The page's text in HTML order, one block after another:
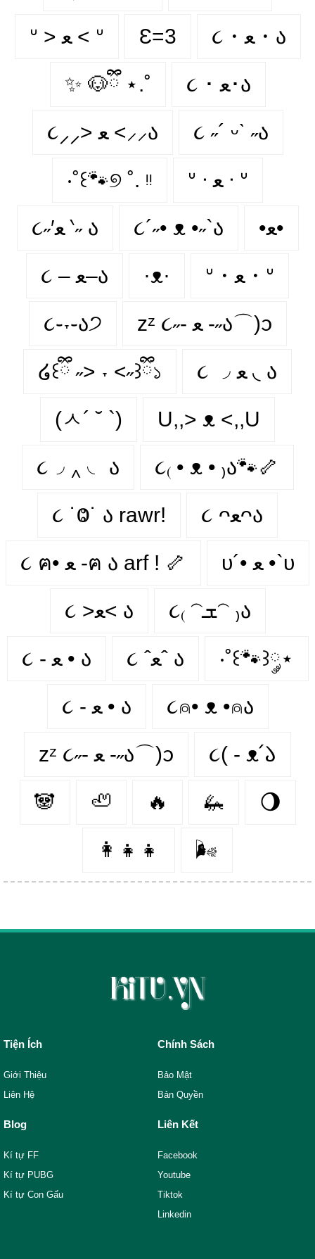
ᐡ > ﻌ < ᐡ Ɛ=3 ૮・ﻌ・ა
✨ 🐶ྀི ⋆.˚ ૮ ･ ﻌ･ა
૮⸝⸝> ﻌ <⸝⸝ა ૮ ˶´ ᵕˋ ˶ა
‧˚꒰🐾୭ ˚. ᵎᵎ ᐡ ᐧ ﻌ ᐧ ᐡ
૮˶′ﻌ ‵˶ ა ૮´˶• ᴥ •˶`ა •ﻌ•
૮ – ﻌ–ა ·ᴥ· ᐡ・ﻌ・ᐡ
૮֊˕֊ა੭ zᶻ ૮˶- ﻌ -˶ა⌒)ᦱ
໒꒰ྀི ˶> ˕ <˶꒱ྀི১ ૮ ◞ ﻌ ◟ ა
(ㅅ´ ˘ `) U,,> ᴥ <,,U
૮◞ ‸ ◟ ა ૮₍ • ᴥ • ₎ა🐾🦴
૮ ˙Ⱉ˙ ა rawr! ૮ ᴖﻌᴖა
૮ ฅ• ﻌ -ฅ ა arf ! 🦴 υ´• ﻌ •`υ
૮ >ﻌ< ა ૮₍ 𝁽ܫ𝁽 ₎ა
૮ - ﻌ • ა⁩ ૮ ˆﻌˆ ა ‧˚꒰🐾꒱༘⋆
૮ - ﻌ • ა ૮⍝• ᴥ •⍝ა
zᶻ ૮˶- ﻌ -˶ა⌒)ᦱ ૮( - ᴥ՛𑁬
🐼 🦥 🔥 🦗 🌖
👩‍👧‍👧 🌬️
Tiện Ích
Giới Thiệu
Liên Hệ
Chính Sách
Bảo Mật
Bản Quyền
Blog
Kí tự FF
Kí tự PUBG
Kí tự Con Gấu
Liên Kết
Facebook
Youtube
Tiktok
Linkedin